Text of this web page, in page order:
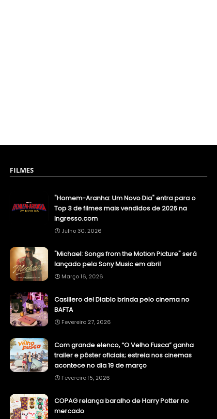
FILMES
"Homem-Aranha: Um Novo Dia" entra para o
Top 3 de filmes mais vendidos de 2026 na
Ingresso.com
Julho 30, 2026
"Michael: Songs from the Motion Picture" será
lançado pela Sony Music em abril
Março 16, 2026
Casillero del Diablo brinda pelo cinema no
BAFTA
Fevereiro 27, 2026
Com grande elenco, “O Velho Fusca” ganha
trailer e pôster oficiais; estreia nos cinemas
acontece no dia 19 de março
Fevereiro 15, 2026
COPAG relança baralho de Harry Potter no
mercado